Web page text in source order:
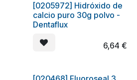
[0205972] Hidróxido de
calcio puro 30g polvo -
Dentaflux
6,64 €